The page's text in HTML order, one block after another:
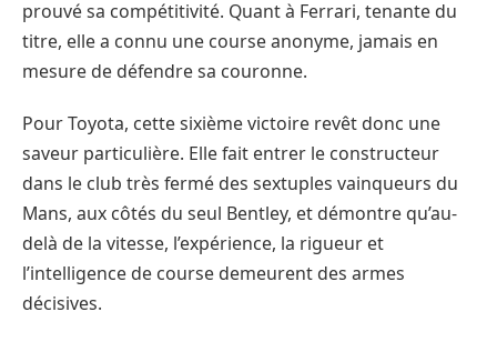
prouvé sa compétitivité. Quant à Ferrari, tenante du
titre, elle a connu une course anonyme, jamais en
mesure de défendre sa couronne.
Pour Toyota, cette sixième victoire revêt donc une
saveur particulière. Elle fait entrer le constructeur
dans le club très fermé des sextuples vainqueurs du
Mans, aux côtés du seul Bentley, et démontre qu’au-
delà de la vitesse, l’expérience, la rigueur et
l’intelligence de course demeurent des armes
décisives.